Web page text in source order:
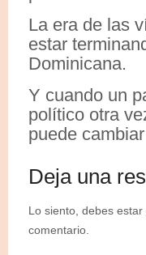
La era de las
estar
Dominicana.
Y cuando un
político otra
puede
Deja una
Lo siento, debes estar
comentario.